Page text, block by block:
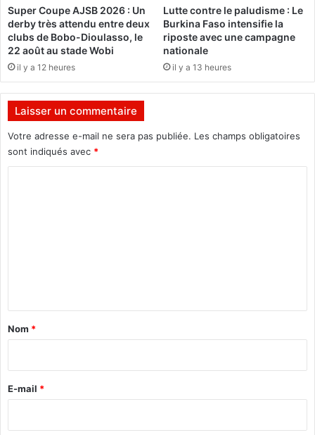
i
n
a
Super Coupe AJSB 2026 : Un
derby très attendu entre deux
clubs de Bobo-Dioulasso, le
22 août au stade Wobi
il y a 12 heures
Lutte contre le paludisme : Le
Burkina Faso intensifie la
riposte avec une campagne
nationale
il y a 13 heures
Laisser un commentaire
Votre adresse e-mail ne sera pas publiée. Les champs obligatoires
sont indiqués avec *
a
e
Nom *
E-mail *